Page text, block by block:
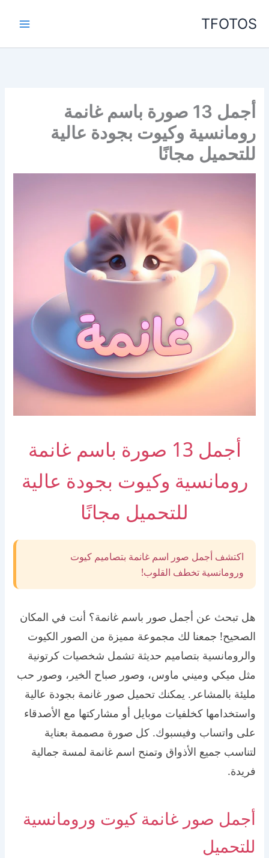
TFOTOS
أجمل 13 صورة باسم غانمة
رومانسية وكيوت بجودة عالية
للتحميل مجانًا
أجمل 13 صورة باسم غانمة
رومانسية وكيوت بجودة عالية
للتحميل مجانًا
اكتشف أجمل صور اسم غانمة بتصاميم كيوت
ورومانسية تخطف القلوب!
هل تبحث عن أجمل صور باسم غانمة؟ أنت في المكان
الصحيح! جمعنا لك مجموعة مميزة من الصور الكيوت
والرومانسية بتصاميم حديثة تشمل شخصيات كرتونية
مثل ميكي وميني ماوس، وصور صباح الخير، وصور حب
مليئة بالمشاعر. يمكنك تحميل صور غانمة بجودة عالية
واستخدامها كخلفيات موبايل أو مشاركتها مع الأصدقاء
على واتساب وفيسبوك. كل صورة مصممة بعناية
لتناسب جميع الأذواق وتمنح اسم غانمة لمسة جمالية
فريدة.
أجمل صور غانمة كيوت ورومانسية
للتحميل